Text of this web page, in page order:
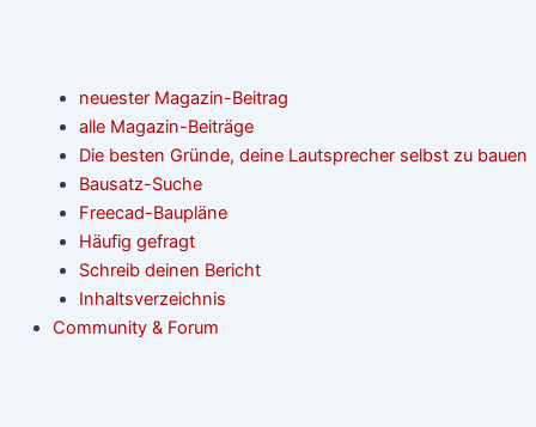
neuester Magazin-Beitrag
alle Magazin-Beiträge
Die besten Gründe, deine Lautsprecher selbst zu bauen
Bausatz-Suche
Freecad-Baupläne
Häufig gefragt
Schreib deinen Bericht
Inhaltsverzeichnis
Community & Forum